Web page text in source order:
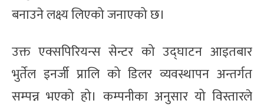
बनाउने लक्ष्य लिएको जनाएको छ।
उक्त एक्सपिरियन्स सेन्टर को उद्घाटन आइतबार
भुर्तेल इनर्जी प्रालि को डिलर व्यवस्थापन अन्तर्गत
सम्पन्न भएको हो। कम्पनीका अनुसार यो विस्तारले